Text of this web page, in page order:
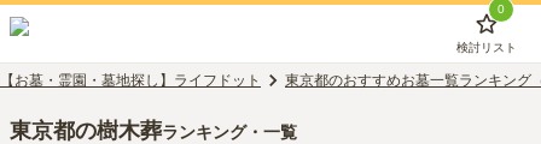
0
検討リスト
【お墓・霊園・墓地探し】ライフドット 東京都のおすすめお墓一覧ランキング
東京都の樹木葬ランキング・一覧